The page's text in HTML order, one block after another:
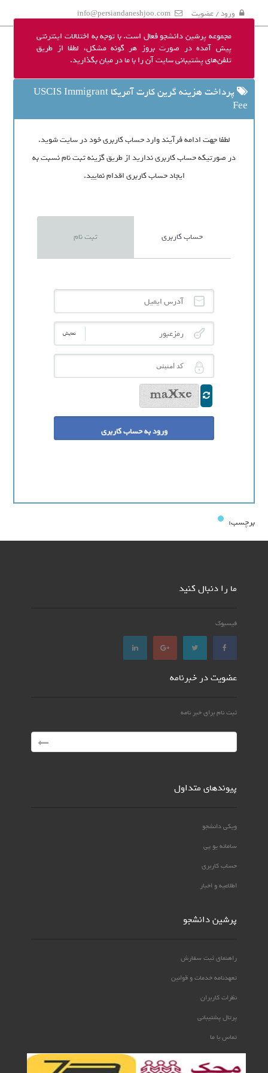
مجموعه پرشین دانشجو فعال است. با توجه به اختلالات اینترنتی
پیش آمده در صورت بروز هر گونه مشکل، لطفا از طریق
تلفن‌های پشتیبانی سایت آن را با ما در میان بگذارید.
ورود / عضویت info@persiandaneshjoo.com
پرداخت هزینه گرین کارت آمریکا USCIS Immigrant
Fee
لطفا جهت ادامه فرآیند وارد حساب کاربری خود در سایت شوید.
در صورتیکه حساب کاربری ندارید از طریق گزینه ثبت نام نسبت به
ایجاد حساب کاربری اقدام نمایید.
حساب کاربری ثبت نام
آدرس ایمیل
رمزعبور نمایش
کد امنیتی
برچسب:
ما را دنبال کنید
فیسبوک
عضویت در خبرنامه
ثبت نام برای خبر نامه
پیوندهای متداول
ویکی دانشجو
سامانه یو پی
حساب کاربری
اطلاعیه و اخبار
پرشین دانشجو
راهنمای ثبت سفارش
تعهدنامه خدمات و قوانین
نظرات کاربران
پرتال پشتیبانی
تماس با ما